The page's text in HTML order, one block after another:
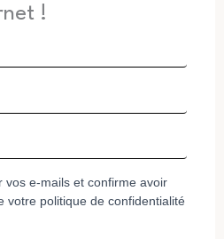
!
vos e-mails et confirme avoir
votre politique de confidentialité